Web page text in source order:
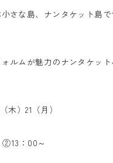
さな島、ナンタケット島
ルムが魅力のナンタケッ
17（木）21（月）
：00～